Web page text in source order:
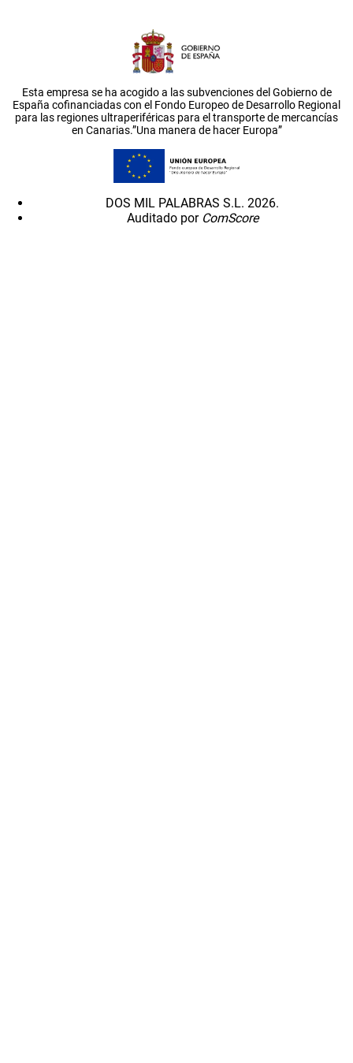
Esta empresa se ha acogido a las subvenciones del Gobierno de
España cofinanciadas con el Fondo Europeo de Desarrollo Regional
para las regiones ultraperiféricas para el transporte de mercancías
en Canarias.”Una manera de hacer Europa”
DOS MIL PALABRAS S.L. 2026.
Auditado por ComScore